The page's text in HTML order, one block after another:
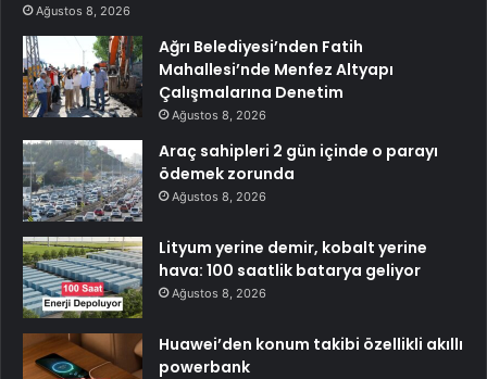
Ağustos 8, 2026
Ağrı Belediyesi’nden Fatih
Mahallesi’nde Menfez Altyapı
Çalışmalarına Denetim
Ağustos 8, 2026
Araç sahipleri 2 gün içinde o parayı
ödemek zorunda
Ağustos 8, 2026
Lityum yerine demir, kobalt yerine
hava: 100 saatlik batarya geliyor
Ağustos 8, 2026
Huawei’den konum takibi özellikli akıllı
powerbank